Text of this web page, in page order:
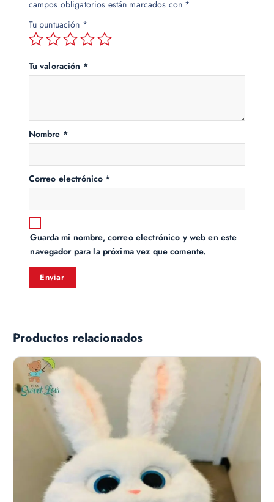
campos obligatorios están marcados con *
Tu puntuación *
Tu valoración *
Nombre *
Correo electrónico *
Guarda mi nombre, correo electrónico y web en este
navegador para la próxima vez que comente.
Productos relacionados